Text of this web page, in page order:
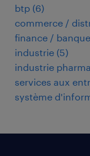
btp (6)
commerce /
finance / banque
industrie (5)
industrie
services aux
système